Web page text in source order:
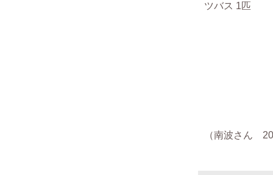
ツバス 1匹
（南波さん